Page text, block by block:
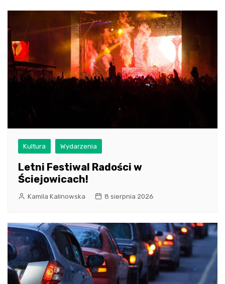
Kultura Wydarzenia
Letni Festiwal Radości w
Ściejowicach!
Kamila Kalinowska 8 sierpnia 2026